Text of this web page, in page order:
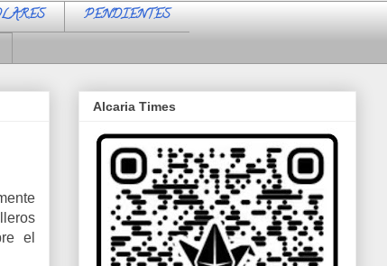
PENDIENTES
el
Alcaria Times